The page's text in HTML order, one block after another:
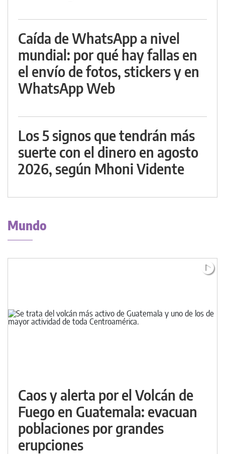
Caída de WhatsApp a nivel
mundial: por qué hay fallas en
el envío de fotos, stickers y en
WhatsApp Web
Los 5 signos que tendrán más
suerte con el dinero en agosto
2026, según Mhoni Vidente
Mundo
Caos y alerta por el Volcán de
Fuego en Guatemala: evacuan
poblaciones por grandes
erupciones